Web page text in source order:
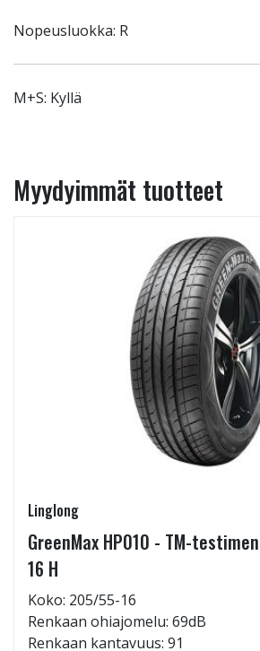
Nopeusluokka: R
M+S: Kyllä
Myydyimmät tuotteet
Linglong
GreenMax HP010 - TM-
16 H
Koko: 205/55-16
Renkaan ohiajomelu: 69dB
Renkaan kantavuus: 91